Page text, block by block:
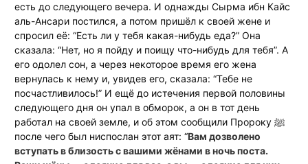
есть до следующего вечера. И однажды Сырма ибн Кайс
аль-Ансари постился, а потом пришёл к своей жене и
спросил её: “Есть ли у тебя какая-нибудь еда?” Она
сказала: “Нет, но я пойду и поищу что-нибудь для тебя”. А
его одолел сон, а через некоторое время его жена
вернулась к нему и, увидев его, сказала: “Тебе не
посчастливилось!” И ещё до истечения первой половины
следующего дня он упал в обморок, а он в тот день
работал на своей земле, и об этом сообщили Пророку ﷺ
после чего был ниспослан этот аят: “Вам дозволено
вступать в близость с вашими жёнами в ночь поста.